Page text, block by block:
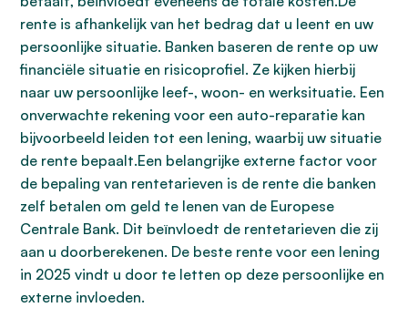
rente is afhankelijk van het bedrag dat u leent en uw
persoonlijke situatie. Banken baseren de rente op uw
financiële situatie en risicoprofiel. Ze kijken hierbij
naar uw persoonlijke leef-, woon- en werksituatie. Een
onverwachte rekening voor een auto-reparatie kan
bijvoorbeeld leiden tot een lening, waarbij uw situatie
de rente bepaalt.Een belangrijke externe factor voor
de bepaling van rentetarieven is de rente die banken
zelf betalen om geld te lenen van de Europese
Centrale Bank. Dit beïnvloedt de rentetarieven die zij
aan u doorberekenen. De beste rente voor een lening
in 2025 vindt u door te letten op deze persoonlijke en
externe invloeden.